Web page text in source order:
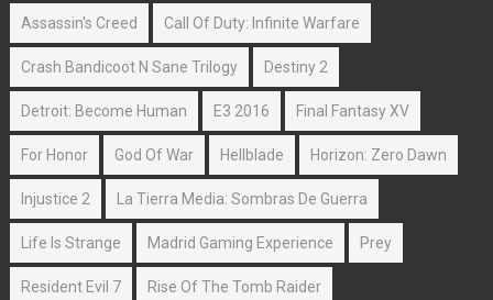
Assassin's Creed Call Of Duty: Infinite Warfare
Crash Bandicoot N Sane Trilogy Destiny 2
Detroit: Become Human E3 2016 Final Fantasy XV
For Honor God Of War Hellblade Horizon: Zero Dawn
Injustice 2 La Tierra Media: Sombras De Guerra
Life Is Strange Madrid Gaming Experience Prey
Resident Evil 7 Rise Of The Tomb Raider